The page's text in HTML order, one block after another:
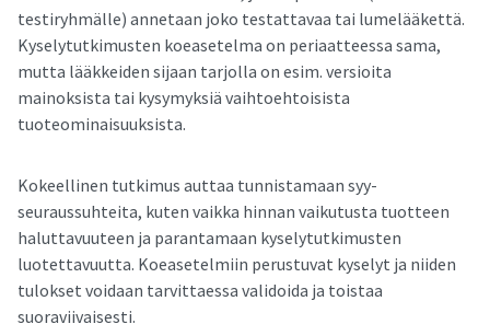
testiryhmälle) annetaan joko testattavaa tai lumelääkettä.
Kyselytutkimusten koeasetelma on periaatteessa sama,
mutta lääkkeiden sijaan tarjolla on esim. versioita
mainoksista tai kysymyksiä vaihtoehtoisista
tuoteominaisuuksista.
Kokeellinen tutkimus auttaa tunnistamaan syy-
seuraussuhteita, kuten vaikka hinnan vaikutusta tuotteen
haluttavuuteen ja parantamaan kyselytutkimusten
luotettavuutta. Koeasetelmiin perustuvat kyselyt ja niiden
tulokset voidaan tarvittaessa validoida ja toistaa
suoraviivaisesti.